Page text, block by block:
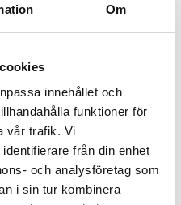
Om
innehållet och
funktioner för
vår trafik. Vi
från din enhet
och analysföretag som
i sin tur kombinera
underkänns på
Snart 20 år i tjänst
lära sig grunderna